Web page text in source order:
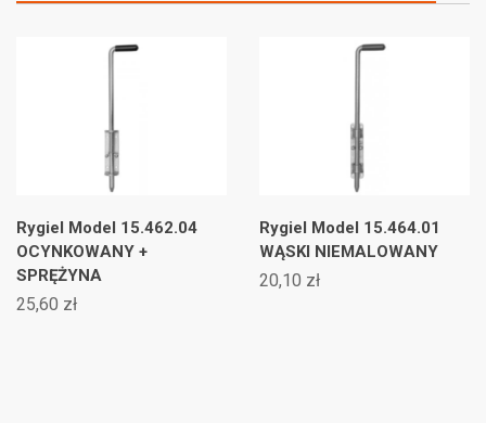
Rygiel Model 15.462.04
OCYNKOWANY +
SPRĘŻYNA
25,60 zł
Rygiel Model 15.464.01
WĄSKI NIEMALOWANY
20,10 zł